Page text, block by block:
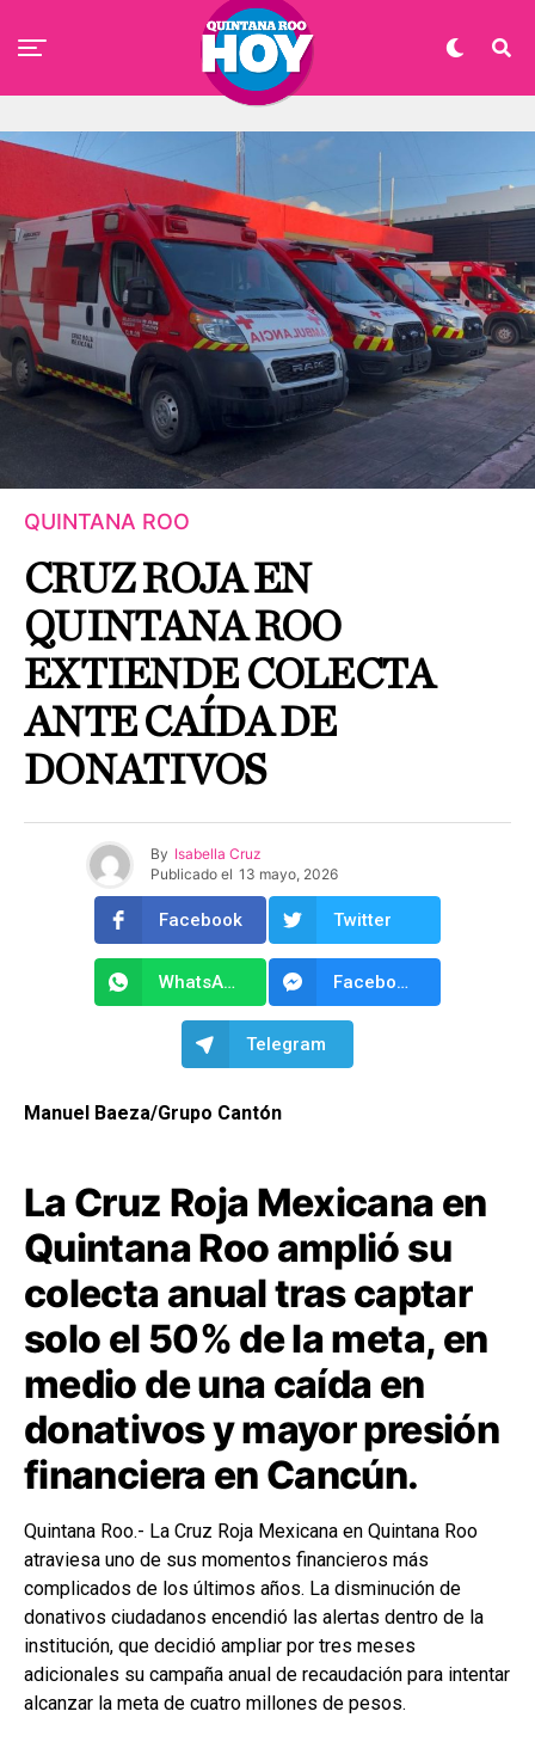
QUINTANA ROO
CRUZ ROJA EN
QUINTANA ROO
EXTIENDE COLECTA
ANTE CAÍDA DE
DONATIVOS
By Isabella Cruz
Publicado el 13 mayo, 2026
Facebook Twitter
WhatsApp Facebook Messenger
Telegram
Manuel Baeza/Grupo Cantón
La Cruz Roja Mexicana en
Quintana Roo amplió su
colecta anual tras captar
solo el 50% de la meta, en
medio de una caída en
donativos y mayor presión
financiera en Cancún.
Quintana Roo.- La Cruz Roja Mexicana en Quintana Roo
atraviesa uno de sus momentos financieros más
complicados de los últimos años. La disminución de
donativos ciudadanos encendió las alertas dentro de la
institución, que decidió ampliar por tres meses
adicionales su campaña anual de recaudación para intentar
alcanzar la meta de cuatro millones de pesos.